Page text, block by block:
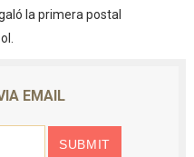
la primera postal
EMAIL